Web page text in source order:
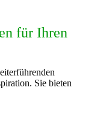
für Ihren
Sie bieten